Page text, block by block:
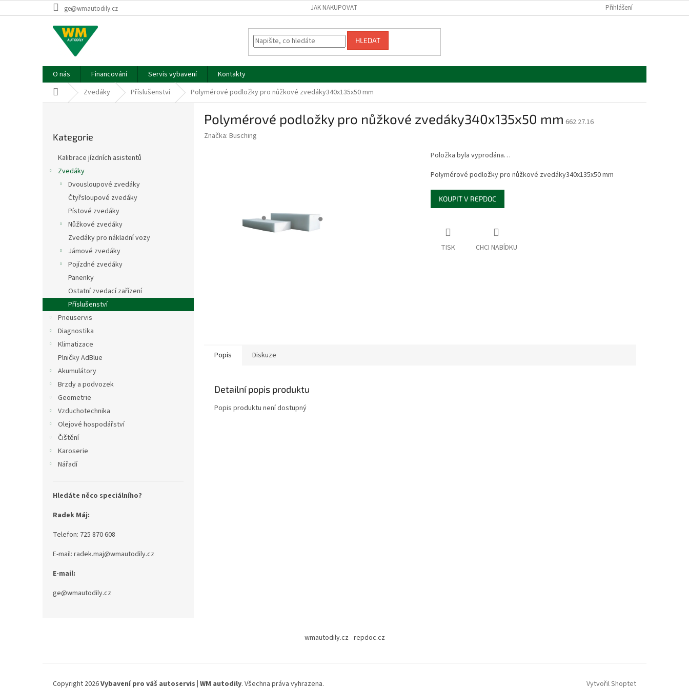
na
ge@wmautodily.cz JAK NAKUPOVAT Přihlášení
HLEDAT
O nás Financování Servis vybavení
Kontakty
Domů Zvedáky Příslušenství Polymérové ​​podložky pro nůžkové zvedáky340x135x50 mm
kategorie
Kategorie
Kalibrace jízdních asistentů
Zvedáky
Dvousloupové zvedáky
Čtyřsloupové zvedáky
Pístové zvedáky
Nůžkové zvedáky
Zvedáky pro nákladní vozy
Jámové zvedáky
Pojízdné zvedáky
Panenky
Ostatní zvedací zařízení
Příslušenství
Pneuservis
Diagnostika
Klimatizace
Plničky AdBlue
Akumulátory
Brzdy a podvozek
Geometrie
Vzduchotechnika
Olejové hospodářství
Čištění
Karoserie
Nářadí
Hledáte něco speciálního?
Radek Máj:
Telefon: 725 870 608
E-mail: radek.maj@wmautodily.cz
E-mail:
ge@wmautodily.cz
Polymérové ​​podložky pro nůžkové zvedáky340x135x50 mm 662.27.16
Značka: Busching
Položka byla vyprodána…
Polymérové ​​podložky pro nůžkové zvedáky340x135x50 mm
KOUPIT V REPDOC
TISK
Popis Diskuze
Detailní popis produktu
Popis produktu není dostupný
wmautodily.cz repdoc.cz
Vytvořil Shoptet
Copyright 2026Vybavení pro váš autoservis | WM autodily. Všechna práva vyhrazena.